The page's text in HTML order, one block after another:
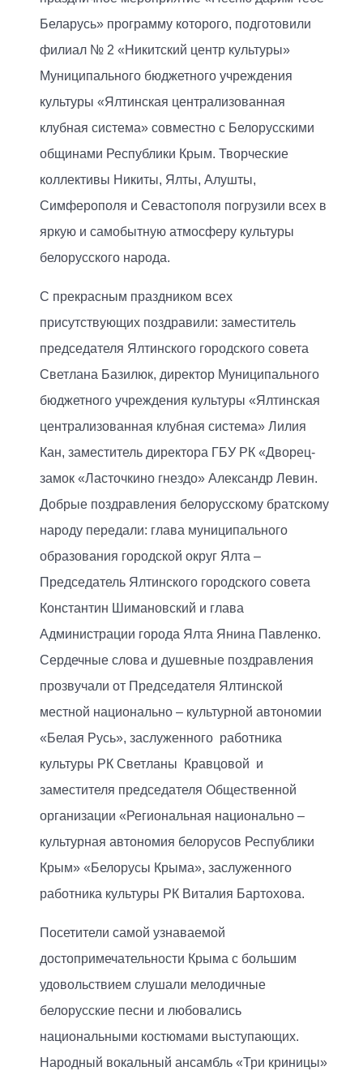
Беларусь» программу которого, подготовили
филиал № 2 «Никитский центр культуры»
Муниципального бюджетного учреждения
культуры «Ялтинская централизованная
клубная система» совместно с Белорусскими
общинами Республики Крым. Творческие
коллективы Никиты, Ялты, Алушты,
Симферополя и Севастополя погрузили всех в
яркую и самобытную атмосферу культуры
белорусского народа.
С прекрасным праздником всех
присутствующих поздравили: заместитель
председателя Ялтинского городского совета
Светлана Базилюк, директор Муниципального
бюджетного учреждения культуры «Ялтинская
централизованная клубная система» Лилия
Кан, заместитель директора ГБУ РК «Дворец-
замок «Ласточкино гнездо» Александр Левин.
Добрые поздравления белорусскому братскому
народу передали: глава муниципального
образования городской округ Ялта –
Председатель Ялтинского городского совета
Константин Шимановский и глава
Администрации города Ялта Янина Павленко.
Сердечные слова и душевные поздравления
прозвучали от Председателя Ялтинской
местной национально – культурной автономии
«Белая Русь», заслуженного работника
культуры РК Светланы Кравцовой и
заместителя председателя Общественной
организации «Региональная национально –
культурная автономия белорусов Республики
Крым» «Белорусы Крыма», заслуженного
работника культуры РК Виталия Бартохова.
Посетители самой узнаваемой
достопримечательности Крыма с большим
удовольствием слушали мелодичные
белорусские песни и любовались
национальными костюмами выступающих.
Народный вокальный ансамбль «Три криницы»